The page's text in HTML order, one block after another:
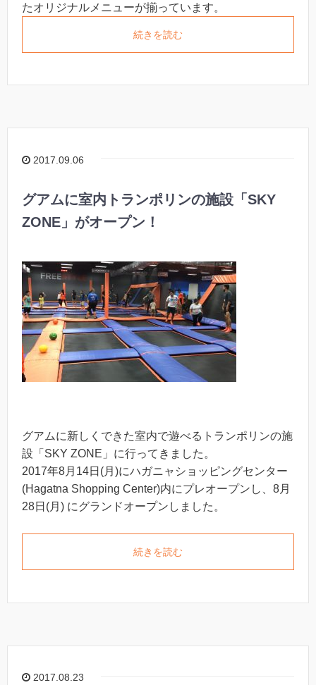
たオリジナルメニューが揃っています。
続きを読む
2017.09.06
グアムに室内トランポリンの施設「SKY
ZONE」がオープン！
グアムに新しくできた室内で遊べるトランポリンの施
設「SKY ZONE」に行ってきました。
2017年8月14日(月)にハガニャショッピングセンター
(Hagatna Shopping Center)内にプレオープンし、8月
28日(月) にグランドオープンしました。
続きを読む
2017.08.23